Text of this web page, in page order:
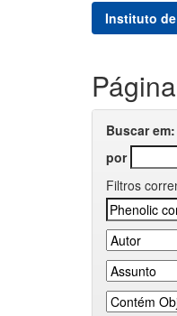
Instituto
Buscar em:
por
Filtros